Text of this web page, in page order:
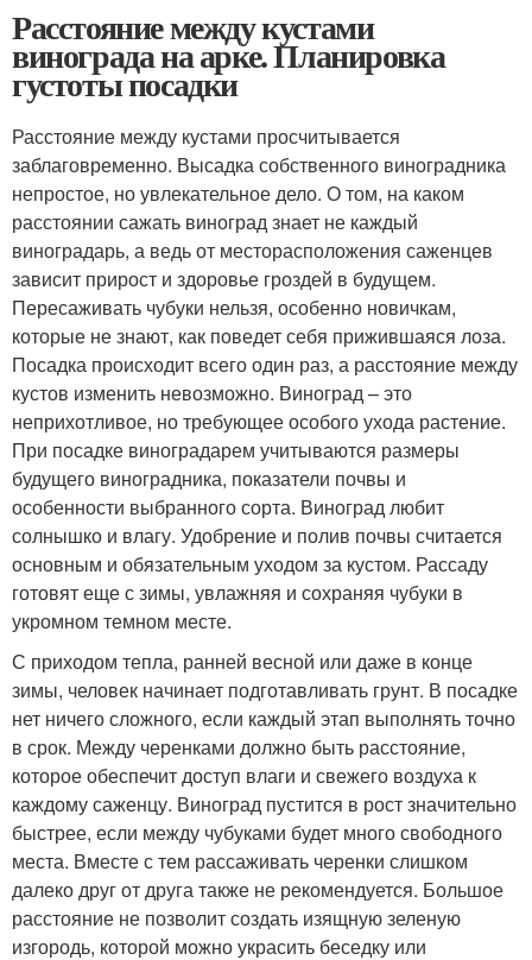
Расстояние между кустами
винограда на арке. Планировка
густоты посадки
Расстояние между кустами просчитывается
заблаговременно. Высадка собственного виноградника
непростое, но увлекательное дело. О том, на каком
расстоянии сажать виноград знает не каждый
виноградарь, а ведь от месторасположения саженцев
зависит прирост и здоровье гроздей в будущем.
Пересаживать чубуки нельзя, особенно новичкам,
которые не знают, как поведет себя прижившаяся лоза.
Посадка происходит всего один раз, а расстояние между
кустов изменить невозможно. Виноград – это
неприхотливое, но требующее особого ухода растение.
При посадке виноградарем учитываются размеры
будущего виноградника, показатели почвы и
особенности выбранного сорта. Виноград любит
солнышко и влагу. Удобрение и полив почвы считается
основным и обязательным уходом за кустом. Рассаду
готовят еще с зимы, увлажняя и сохраняя чубуки в
укромном темном месте.
С приходом тепла, ранней весной или даже в конце
зимы, человек начинает подготавливать грунт. В посадке
нет ничего сложного, если каждый этап выполнять точно
в срок. Между черенками должно быть расстояние,
которое обеспечит доступ влаги и свежего воздуха к
каждому саженцу. Виноград пустится в рост значительно
быстрее, если между чубуками будет много свободного
места. Вместе с тем рассаживать черенки слишком
далеко друг от друга также не рекомендуется. Большое
расстояние не позволит создать изящную зеленую
изгородь, которой можно украсить беседку или